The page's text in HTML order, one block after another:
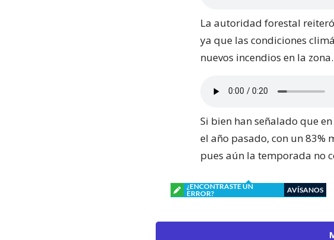
La autoridad forestal
ya que las condiciones
nuevos incendios en la zona.
Si bien han señalado que
el año pasado, con un 83%
pues aún la temporada no
¿ENCONTRASTE UN
ERROR?
AVÍSANOS